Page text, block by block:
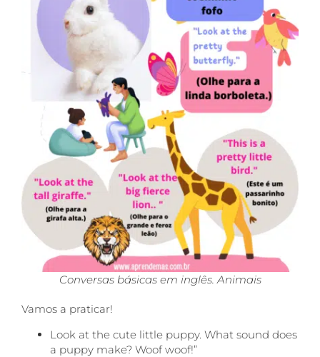
Conversas básicas em inglês. Animais
Vamos a praticar!
Look at the cute little puppy. What sound does
a puppy make? Woof woof!”